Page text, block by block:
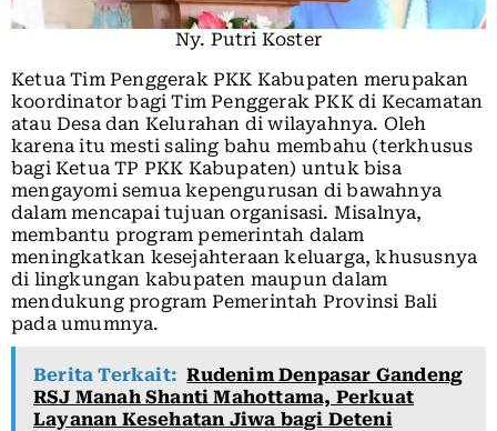
Ny. Putri Koster
Ketua Tim Penggerak PKK Kabupaten merupakan
koordinator bagi Tim Penggerak PKK di Kecamatan
atau Desa dan Kelurahan di wilayahnya. Oleh
karena itu mesti saling bahu membahu (terkhusus
bagi Ketua TP PKK Kabupaten) untuk bisa
mengayomi semua kepengurusan di bawahnya
dalam mencapai tujuan organisasi. Misalnya,
membantu program pemerintah dalam
meningkatkan kesejahteraan keluarga, khususnya
di lingkungan kabupaten maupun dalam
mendukung program Pemerintah Provinsi Bali
pada umumnya.
Berita Terkait: Rudenim Denpasar Gandeng
RSJ Manah Shanti Mahottama, Perkuat
Layanan Kesehatan Jiwa bagi Deteni